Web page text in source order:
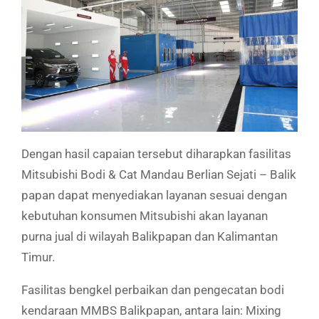
Dengan hasil capaian tersebut diharapkan fasilitas
Mitsubishi Bodi & Cat Mandau Berlian Sejati – Balik
papan dapat menyediakan layanan sesuai dengan
kebutuhan konsumen Mitsubishi akan layanan
purna jual di wilayah Balikpapan dan Kalimantan
Timur.
Fasilitas bengkel perbaikan dan pengecatan bodi
kendaraan MMBS Balikpapan, antara lain: Mixing